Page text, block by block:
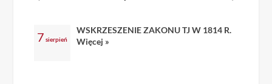
7 sierpień
WSKRZESZENIE ZAKONU TJ W 1814 R.
Więcej »